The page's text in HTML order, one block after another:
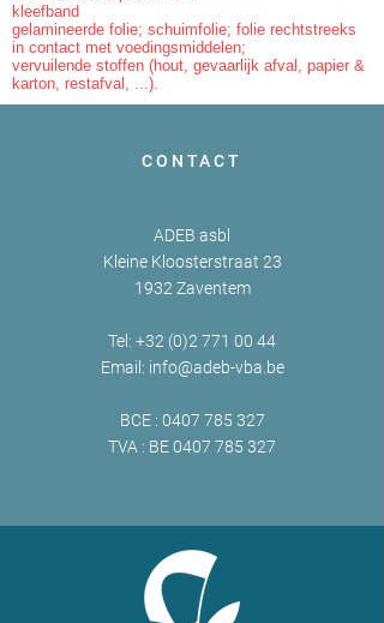
kleefband
gelamineerde folie; schuimfolie; folie rechtstreeks
in contact met voedingsmiddelen;
vervuilende stoffen (hout, gevaarlijk afval, papier &
karton, restafval, ...).
CONTACT
ADEB asbl
Kleine Kloosterstraat 23
1932 Zaventem
Tel: +32 (0)2 771 00 44
Email: info@adeb-vba.be
BCE : 0407 785 327
TVA : BE0407 785 327